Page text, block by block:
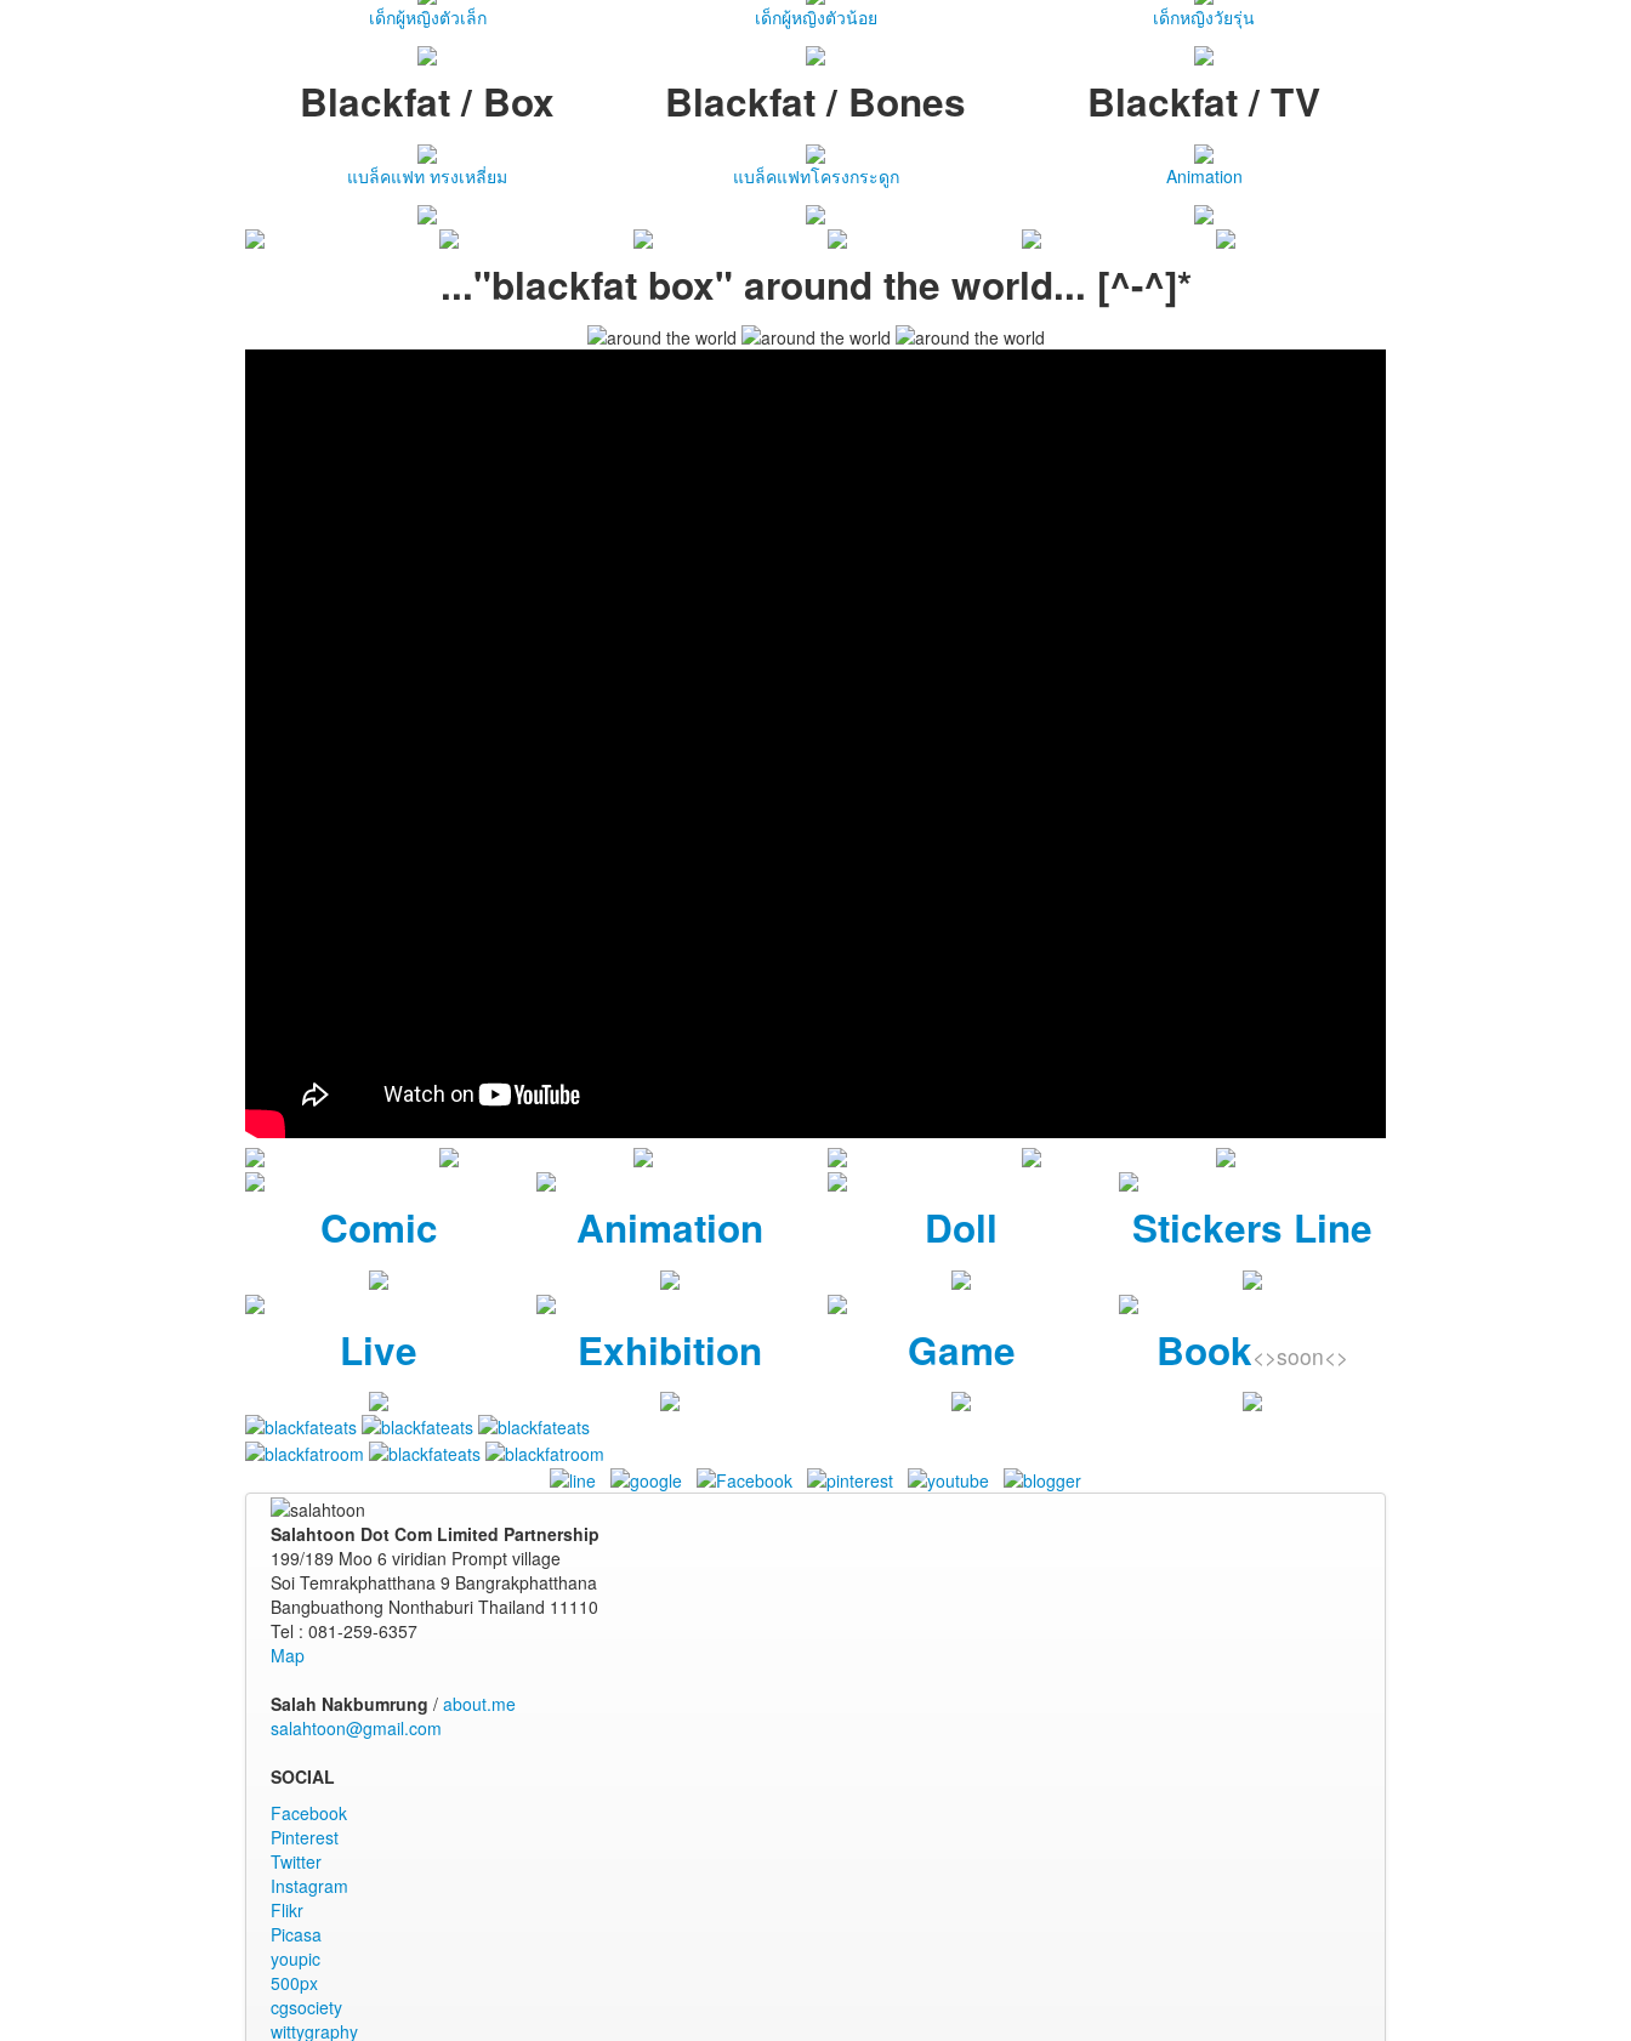
เด็กผู้หญิงตัวเล็ก เด็กผู้หญิงตัวน้อย เด็กหญิงวัยรุ่น
Blackfat / Box
แบล็คแฟท ทรงเหลี่ยม
Blackfat / Bones
แบล็คแฟทโครงกระดูก
Blackfat / TV
Animation
..."blackfat box" around the world... [^-^]*
Comic Animation Doll Stickers Line
Live Exhibition Game Book<>soon<>
Salahtoon Dot Com Limited Partnership
199/189 Moo 6 viridian Prompt village
Soi Temrakphatthana 9 Bangrakphatthana
Bangbuathong Nonthaburi Thailand 11110
Tel : 081-259-6357
Map
Salah Nakbumrung / about.me
salahtoon@gmail.com
SOCIAL
Facebook
Pinterest
Twitter
Instagram
Flikr
Picasa
youpic
500px
cgsociety
wittygraphy